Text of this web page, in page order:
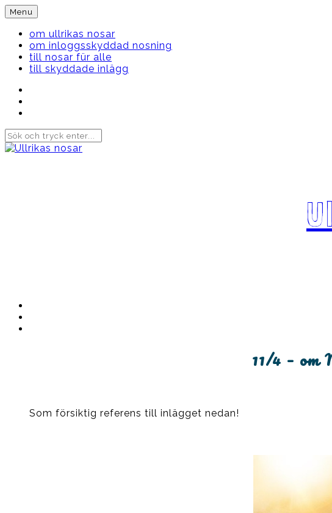
Skip
to
content
Menu
om ullrikas nosar
om inloggsskyddad nosning
till nosar für alle
till skyddade inlägg
11/4 –
Som försiktig referens till inlägget nedan!